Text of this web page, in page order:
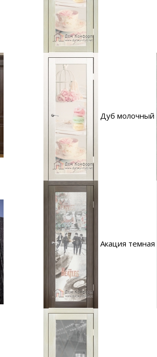
Дуб молочный
Акация темная